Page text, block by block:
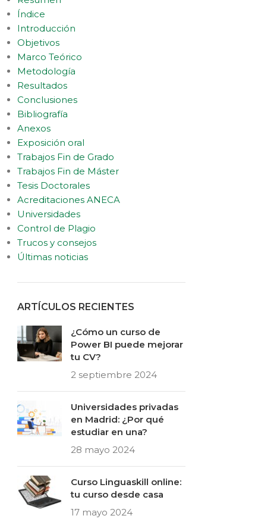
Índice
Introducción
Objetivos
Marco Teórico
Metodología
Resultados
Conclusiones
Bibliografía
Anexos
Exposición oral
Trabajos Fin de Grado
Trabajos Fin de Máster
Tesis Doctorales
Acreditaciones ANECA
Universidades
Control de Plagio
Trucos y consejos
Últimas noticias
ARTÍCULOS RECIENTES
¿Cómo un curso de
Power BI puede mejorar
tu CV?
2 septiembre 2024
Universidades privadas
en Madrid: ¿Por qué
estudiar en una?
28 mayo 2024
Curso Linguaskill online:
tu curso desde casa
17 mayo 2024